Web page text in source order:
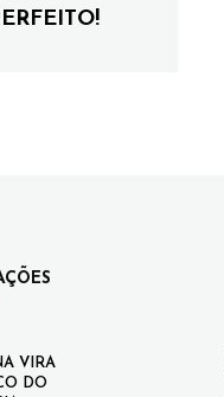
VIRA
DO